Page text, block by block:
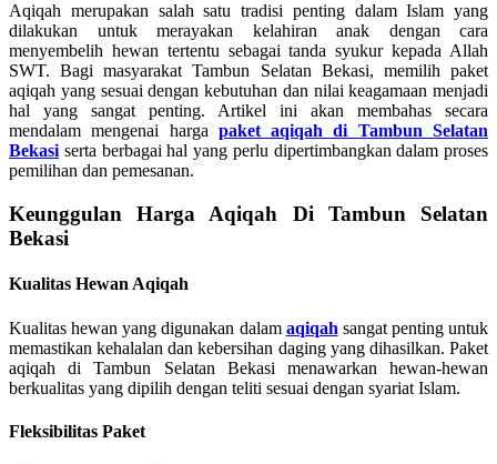
Aqiqah merupakan salah satu tradisi penting dalam Islam yang
dilakukan untuk merayakan kelahiran anak dengan cara
menyembelih hewan tertentu sebagai tanda syukur kepada Allah
SWT. Bagi masyarakat Tambun Selatan Bekasi, memilih paket
aqiqah yang sesuai dengan kebutuhan dan nilai keagamaan menjadi
hal yang sangat penting. Artikel ini akan membahas secara
mendalam mengenai harga paket aqiqah di Tambun Selatan
Bekasi serta berbagai hal yang perlu dipertimbangkan dalam proses
pemilihan dan pemesanan.
Keunggulan Harga Aqiqah Di Tambun Selatan
Bekasi
Kualitas Hewan Aqiqah
Kualitas hewan yang digunakan dalam aqiqah sangat penting untuk
memastikan kehalalan dan kebersihan daging yang dihasilkan. Paket
aqiqah di Tambun Selatan Bekasi menawarkan hewan-hewan
berkualitas yang dipilih dengan teliti sesuai dengan syariat Islam.
Fleksibilitas Paket